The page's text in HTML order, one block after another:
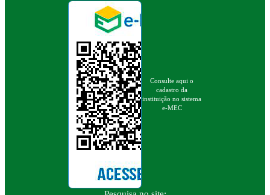
Consulte aqui o
cadastro da
instituição no sistema
e-MEC